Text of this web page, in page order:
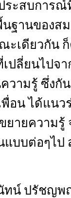
ระสบการ
ฐานของสม
ะเดียวกัน
ปลี่ยนไปจ
วามรู้ ซึ่งกั
พื่อน ได้แน
ยายความ
แบบต่อๆไป
น์ ปรัชญพ